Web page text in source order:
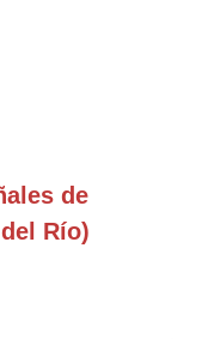
de
Río)